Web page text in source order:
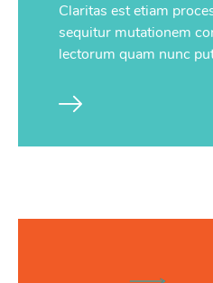
Claritas est etiam
sequitur mutationem
lectorum quam nunc